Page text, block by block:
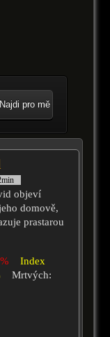
Najdi pro mě
objeví
domově,
prastarou
Index
Mrtvých: